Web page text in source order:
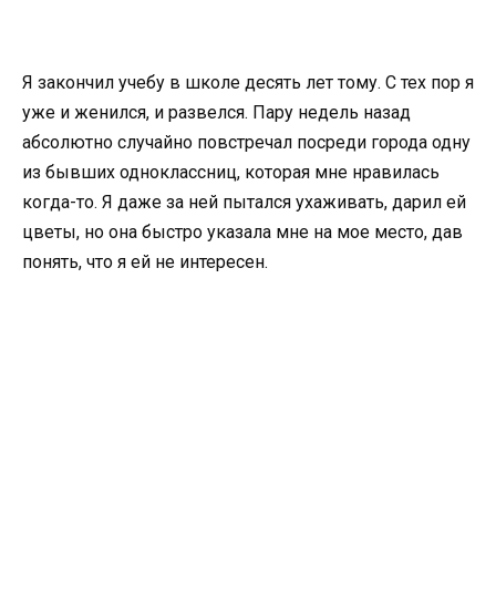
Я закончил учебу в школе десять лет тому. С тех пор я
уже и женился, и развелся. Пару недель назад
абсолютно случайно повстречал посреди города одну
из бывших одноклассниц, которая мне нравилась
когда-то. Я даже за ней пытался ухаживать, дарил ей
цветы, но она быстро указала мне на мое место, дав
понять, что я ей не интересен.